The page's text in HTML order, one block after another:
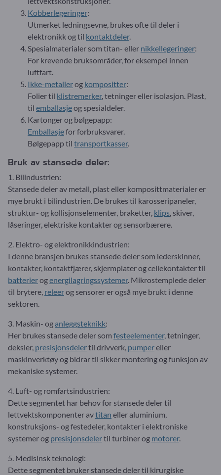
Kobberlegeringer:
Utmerket ledningsevne, brukes ofte til deler i
elektronikk og til kontaktdeler.
Spesialmaterialer som titan- eller nikkellegeringer:
For krevende bruksområder, for eksempel innen
luftfart.
Ikke-metallerog kompositter:
Folier til klistremerker, tetninger eller isolasjon. Plast,
til emballasjeog spesialdeler.
Kartonger og bølgepapp:
Emballasjefor forbruksvarer.
Bølgepapp til transportkasser.
Bruk av stansede deler:
1. Bilindustrien:
Stansede deler av metall, plast eller komposittmaterialer er
mye brukt i bilindustrien. De brukes til karosseripaneler,
struktur- og kollisjonselementer, braketter, klips , skiver,
låseringer, elektriske kontakter og sensorbærere.
2. Elektro- og elektronikkindustrien:
I denne bransjen brukes stansede deler som lederskinner,
kontakter, kontaktfjærer, skjermplater og cellekontakter til
batterierogenergilagringssystemer. Mikrostemplede deler
til brytere, releerog sensorer er også mye brukt i denne
sektoren.
3. Maskin- oganleggsteknikk:
Her brukes stansede deler som festeelementer, tetninger,
deksler, presisjonsdelertil drivverk, pumpereller
maskinverktøy og bidrar til sikker montering og funksjon av
mekaniske systemer.
4. Luft- og romfartsindustrien:
Dette segmentet har behov for stansede deler til
lettvektskomponenter avtitan eller aluminium,
konstruksjons- og festedeler, kontakter i elektroniske
systemer og presisjonsdelertil turbiner og motorer.
5. Medisinsk teknologi:
Dette segmentet bruker stansede deler til kirurgiske